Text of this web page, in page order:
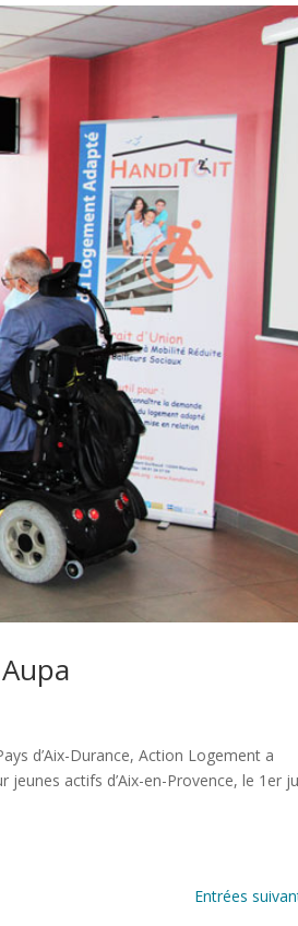
d’Aix-Durance, Action Logement a
actifs d’Aix-en-Provence, le 1er
Entrées